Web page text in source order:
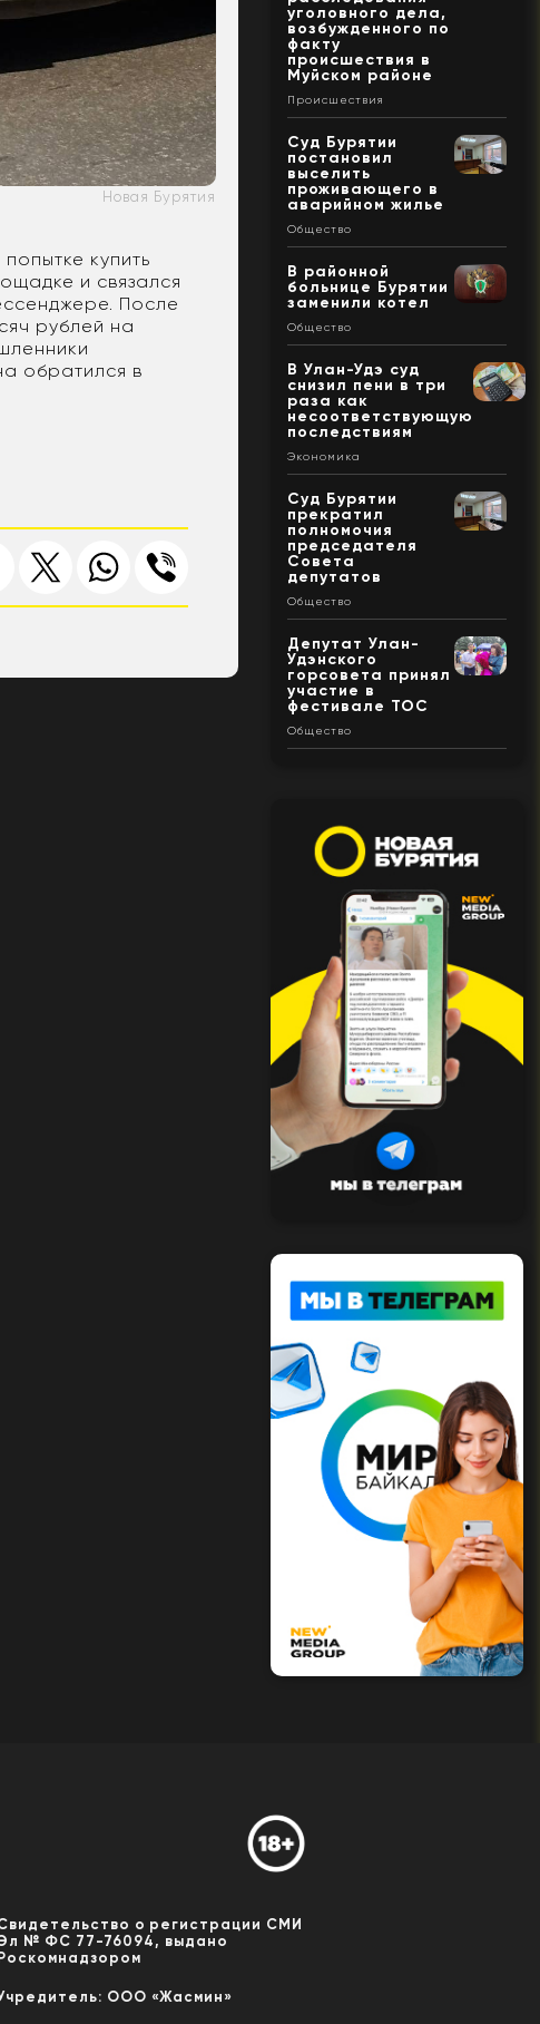
Новая Бурятия
купить
и связался
После
рублей на
обратился в
уголовного дела,
возбужденного по
факту
происшествия в
Муйском районе
Происшествия
Суд Бурятии
постановил
выселить
проживающего в
аварийном жилье
Общество
В районной
больнице Бурятии
заменили котел
Общество
В Улан-Удэ суд
снизил пени в три
раза как
несоответствующую
последствиям
Экономика
Суд Бурятии
прекратил
полномочия
председателя
Совета
депутатов
Общество
Депутат Улан-
Удэнского
горсовета принял
участие в
фестивале ТОС
Общество
о регистрации СМИ
№ ФС 77-76094, выдано
Роскомнадзором
ООО «Жасмин»